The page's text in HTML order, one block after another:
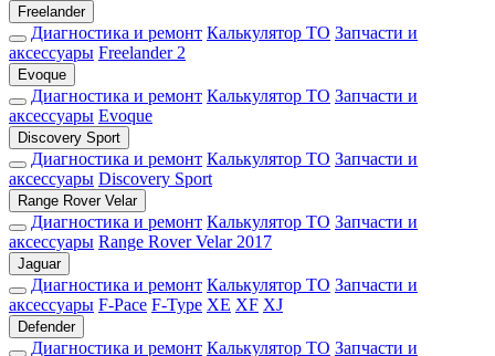
Freelander
Диагностика и ремонт Калькулятор ТО Запчасти и
аксессуары Freelander 2
Evoque
Диагностика и ремонт Калькулятор ТО Запчасти и
аксессуары Evoque
Discovery Sport
Диагностика и ремонт Калькулятор ТО Запчасти и
аксессуары Discovery Sport
Range Rover Velar
Диагностика и ремонт Калькулятор ТО Запчасти и
аксессуары Range Rover Velar 2017
Jaguar
Диагностика и ремонт Калькулятор ТО Запчасти и
аксессуары F-Pace F-Type XE XF XJ
Defender
Диагностика и ремонт Калькулятор ТО Запчасти и